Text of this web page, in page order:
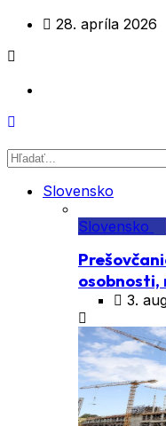
28. apríla 2026
Slovensko
Slovensko
3.